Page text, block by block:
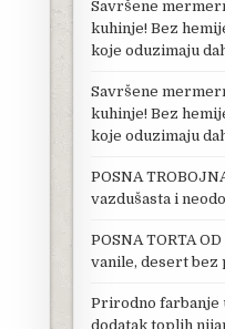
Savršene
kuhinje! Bez
koje oduzimaju
Savršene
kuhinje! Bez
koje oduzimaju
POSNA
vazdušasta i
POSNA TORTA
vanile, desert bez
Prirodno farbanje
dodatak toplih